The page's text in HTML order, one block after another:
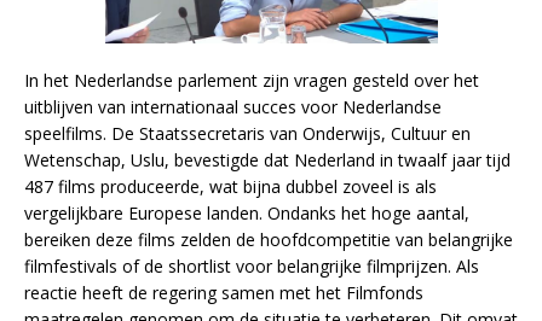
In het Nederlandse parlement zijn vragen gesteld over het
uitblijven van internationaal succes voor Nederlandse
speelfilms. De Staatssecretaris van Onderwijs, Cultuur en
Wetenschap, Uslu, bevestigde dat Nederland in twaalf jaar tijd
487 films produceerde, wat bijna dubbel zoveel is als
vergelijkbare Europese landen. Ondanks het hoge aantal,
bereiken deze films zelden de hoofdcompetitie van belangrijke
filmfestivals of de shortlist voor belangrijke filmprijzen. Als
reactie heeft de regering samen met het Filmfonds